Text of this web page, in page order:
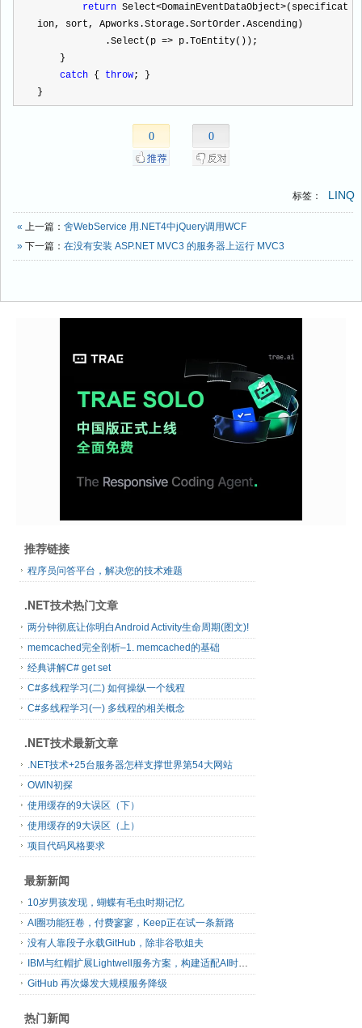
return Select<DomainEventDataObject>(specificat
ion, sort, Apworks.Storage.SortOrder.Ascending)
            .Select(p
=> p.ToEntity());
    }
catch { throw; }
}
0 0
标签： LINQ
« 上一篇： 舍WebService 用.NET4中jQuery调用WCF
» 下一篇： 在没有安装 ASP.NET MVC3 的服务器上运行 MVC3
推荐链接
程序员问答平台，解决您的技术难题
.NET技术热门文章
两分钟彻底让你明白Android Activity生命周期(图文)!
memcached完全剖析–1. memcached的基础
经典讲解C# get set
C#多线程学习(二) 如何操纵一个线程
C#多线程学习(一) 多线程的相关概念
.NET技术最新文章
.NET技术+25台服务器怎样支撑世界第54大网站
OWIN初探
使用缓存的9大误区（下）
使用缓存的9大误区（上）
项目代码风格要求
最新新闻
10岁男孩发现，蝴蝶有毛虫时期记忆
AI圈功能狂卷，付费寥寥，Keep正在试一条新路
没有人靠段子永载GitHub，除非谷歌姐夫
IBM与红帽扩展Lightwell服务方案，构建适配AI时代开源生态的可信基础设施
GitHub 再次爆发大规模服务降级
热门新闻